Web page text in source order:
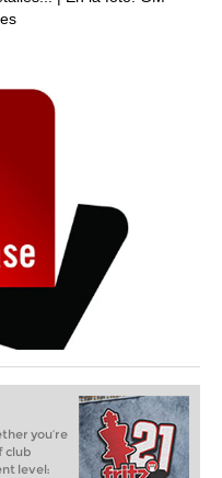
you’re
club
level: